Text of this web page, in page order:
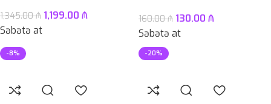
1,345.00₼ 1,199.00 ₼
Səbətə at
160.00₼ 130.00 ₼
Səbətə at
-8% -20%